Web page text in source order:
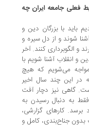
جامعه ایران چه
بزرگان دین و
و از دل سیره و
کنند. آخر
آشنا شویم با
که هیچ
چند سال اخیر
نیز دچار آفت
رسیدن به
گزارشی،
کامل و